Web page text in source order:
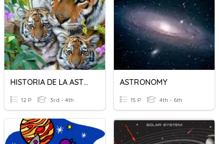
HISTORIA DE LA ASTRONOMIA (I)
12 P 3rd - 4th
ASTRONOMY
15 P 4th - 6th